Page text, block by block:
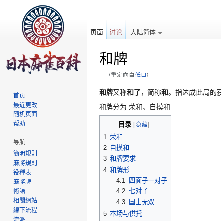
和牌
（重定向自低目 ）
和牌又称和了，简称和。指达成此局的
和牌分为:荣和、自摸和
目录 [隐藏]
1 荣和
2
自摸和
3 和牌要求
4 和牌形
4.1
四面子一对子
4.2 七对子
4.3
国士无双
5 本场与供托
页面 讨论 大陆简体
首页
最近更改
随机页面
帮助
导航
簡明規則
麻將規則
役種表
麻將牌
術語
相關網站
線下流程
流派